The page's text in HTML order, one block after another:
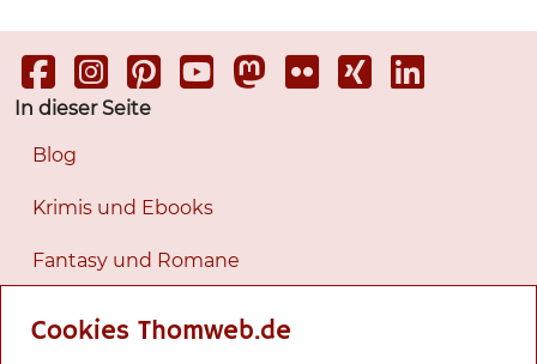
In dieser Seite
Blog
Krimis und Ebooks
Fantasy und Romane
Romane
Cookies Thomweb.de